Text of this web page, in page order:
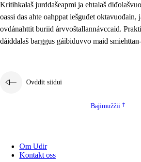
Kritihkalaš jurddašeapmi ja ehtalaš
oassi das ahte oahppat iešguđet oktavuođain,
ovdánahttit buriid árvvoštallannávccaid.
dáiddalaš barggus gáibiduvvo maid
Ovddit siidui
Bajimužžii
Om Udir
Kontakt oss